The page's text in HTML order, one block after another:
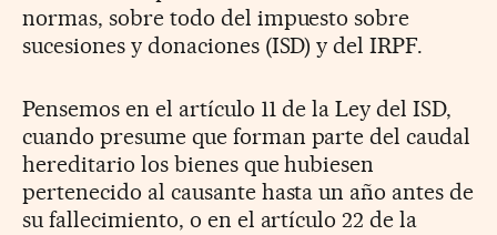
normas, sobre todo del impuesto sobre
sucesiones y donaciones (ISD) y del IRPF.
Pensemos en el artículo 11 de la Ley del ISD,
cuando presume que forman parte del caudal
hereditario los bienes que hubiesen
pertenecido al causante hasta un año antes de
su fallecimiento, o en el artículo 22 de la